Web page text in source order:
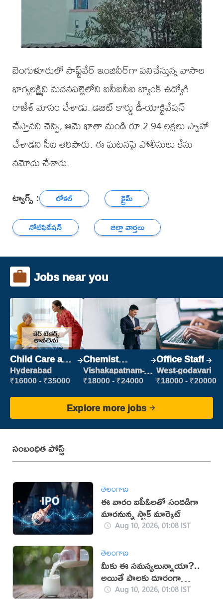
బెంగుళూరులో సాఫ్ట్‌వేర్ ఇంజినీర్‌గా పనిచేస్తున్న వాసాల
భాగ్యలక్ష్మిని మదనపల్లెలోని ఐసీఐసీఐ బ్యాంక్ ఉద్యోగి
రాజేశ్ మోసం చేశాడు. డెబిట్ కార్డు డీ-యాక్టివేషన్
చేస్తానని చెప్పి, ఆమె ఖాతా నుండి రూ.2.94 లక్షలు స్వాహా
చేశాడని సీఐ తెలిపారు. ఈ ఘటనపై పోలీసులు కేసు
నమోదు చేశారు.
ట్యాగ్స్ : లోకల్
క్రైమ్
నోటిఫికేషన్
జిల్లా వార్తలు
Jobs near you
Child Care and
Patient care
Hyderabad
₹16000 - ₹35000
Chemist
Production
Executive
Vishakapatnam-
new
₹18000 - ₹24000
Office Staff
West-godavari
₹18000 - ₹20000
Explore more jobs
సంబంధిత పోస్ట్
తెలంగాణ
ఈ వారం ఐపీఓలతో సందడిగా
మారనున్న స్టాక్ మార్కెట్
Aug 10, 2026, 01:08 IST
తెలంగాణ
మీకు ఈ సమస్యలున్నాయా?..
అయితే పాలకు దూరంగా
ఉండాల్సిందే!
Aug 10, 2026, 01:08 IST